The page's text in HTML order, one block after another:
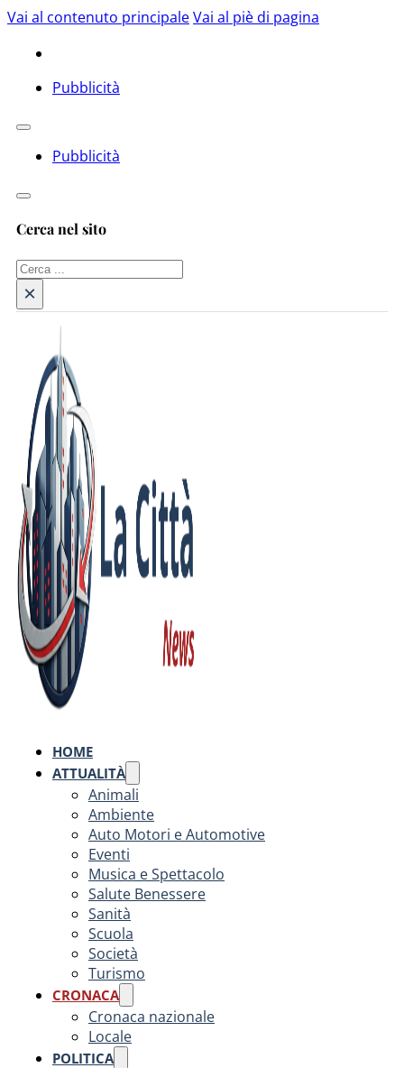
Vai al contenuto principaleVai al piè di pagina
Pubblicità
Pubblicità
Cerca nel sito
Cerca
×
HOME
ATTUALITÀ
Animali
Ambiente
Auto Motori e Automotive
Eventi
Musica e Spettacolo
Salute Benessere
Sanità
Scuola
Società
Turismo
CRONACA
Cronaca nazionale
Locale
POLITICA